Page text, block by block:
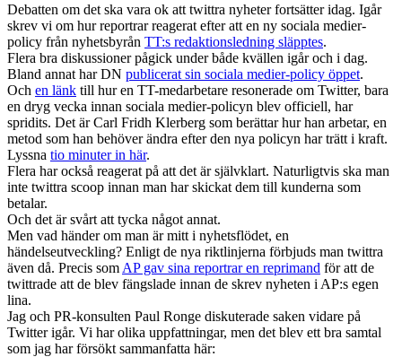
Debatten om det ska vara ok att twittra nyheter fortsätter idag. Igår
skrev vi om hur reportrar reagerat efter att en ny sociala medier-
policy från nyhetsbyrån TT:s redaktionsledning släpptes.
Flera bra diskussioner pågick under både kvällen igår och i dag.
Bland annat har DN publicerat sin sociala medier-policy öppet.
Och en länk till hur en TT-medarbetare resonerade om Twitter, bara
en dryg vecka innan sociala medier-policyn blev officiell, har
spridits. Det är Carl Fridh Klerberg som berättar hur han arbetar, en
metod som han behöver ändra efter den nya policyn har trätt i kraft.
Lyssna tio minuter in här.
Flera har också reagerat på att det är självklart. Naturligtvis ska man
inte twittra scoop innan man har skickat dem till kunderna som
betalar.
Och det är svårt att tycka något annat.
Men vad händer om man är mitt i nyhetsflödet, en
händelseutveckling? Enligt de nya riktlinjerna förbjuds man twittra
även då. Precis som AP gav sina reportrar en reprimand för att de
twittrade att de blev fängslade innan de skrev nyheten i AP:s egen
lina.
Jag och PR-konsulten Paul Ronge diskuterade saken vidare på
Twitter igår. Vi har olika uppfattningar, men det blev ett bra samtal
som jag har försökt sammanfatta här: